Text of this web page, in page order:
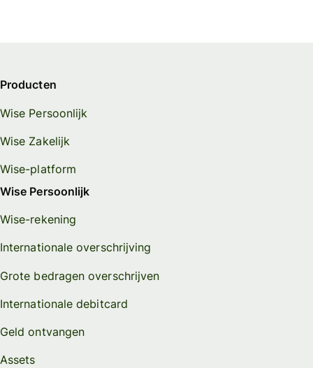
Producten
Wise Persoonlijk
Wise Zakelijk
Wise-platform
Wise Persoonlijk
Wise-rekening
Internationale overschrijving
Grote bedragen overschrijven
Internationale debitcard
Geld ontvangen
Assets